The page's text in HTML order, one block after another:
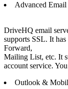
Advanced Email
DriveHQ email
supports SSL. It
Forward,
Mailing List, etc. It
account service.
Outlook &